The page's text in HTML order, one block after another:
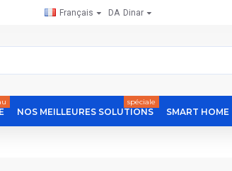
Français DA Dinar
NOS MEILLEURES SOLUTIONS
spéciale
SMART HOME